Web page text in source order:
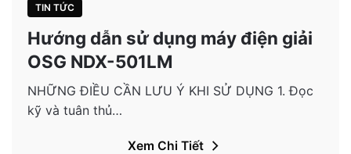
TIN TỨC
Hướng dẫn sử dụng máy điện giải
OSG NDX-501LM
NHỮNG ĐIỀU CẦN LƯU Ý KHI SỬ DỤNG 1. Đọc
kỹ và tuân thủ…
Xem Chi Tiết